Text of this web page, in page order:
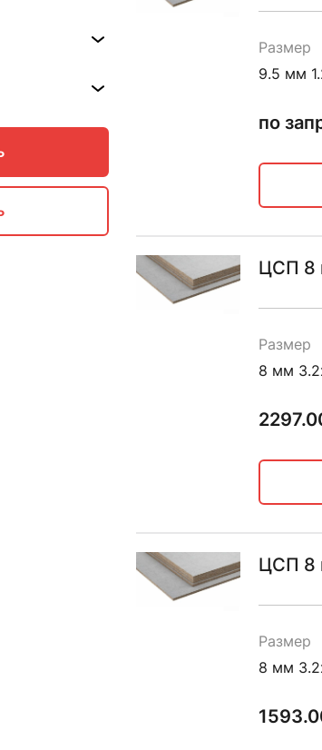
Размер
9.5 мм
по
ЦСП 8
Размер
8 мм
ЦСП 8
Размер
8 мм